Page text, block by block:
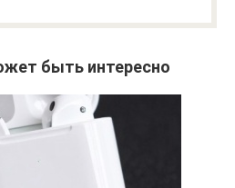
быть интересно